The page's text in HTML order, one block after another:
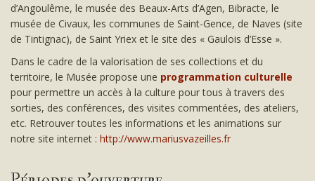
d’Angoulême, le musée des Beaux-Arts d’Agen, Bibracte, le
musée de Civaux, les communes de Saint-Gence, de Naves (site
de Tintignac), de Saint Yriex et le site des « Gaulois d’Esse ».
Dans le cadre de la valorisation de ses collections et du
territoire, le Musée propose une programmation culturelle
pour permettre un accès à la culture pour tous à travers des
sorties, des conférences, des visites commentées, des ateliers,
etc. Retrouver toutes les informations et les animations sur
notre site internet : http://www.mariusvazeilles.fr